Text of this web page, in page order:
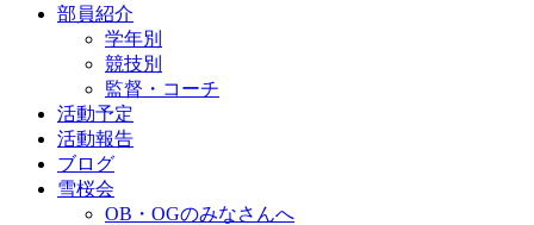
部員紹介
学年別
競技別
監督・コーチ
活動予定
活動報告
ブログ
雪桜会
OB・OGのみなさんへ